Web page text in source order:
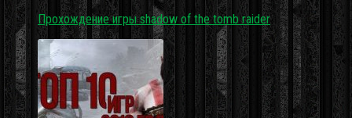
Прохождение игры shadow of the tomb raider